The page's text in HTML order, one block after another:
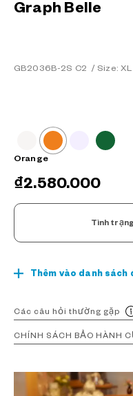
Graph Belle
GB2036B-2S C2 / Size: XL
Orange
₫2.580.000
Tình
Thêm vào danh sách
Các câu hỏi thường gặp
CHÍNH SÁCH BẢO HÀNH